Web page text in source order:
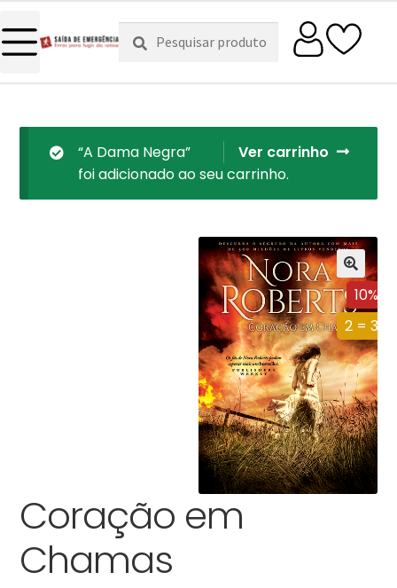
Pesquisar
por:
Pesquisa
Ver carrinho
“A Dama Negra”
foi adicionado ao seu carrinho.
10%
2 = 3
Coração em
Chamas